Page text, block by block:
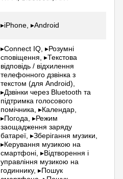
▸iPhone, ▸Android
▸Connect IQ, ▸Розумні
сповіщення, ▸Текстова
відповідь / відхилення
телефонного дзвінка з
текстом (для Android),
▸Дзвінки через Bluetooth та
підтримка голосового
помічника, ▸Календар,
▸Погода, ▸Режим
заощадження заряду
батареї, ▸Зберігання музики,
▸Керування музикою на
смартфоні, ▸Відтворення і
управління музикою на
годиннику, ▸Пошук